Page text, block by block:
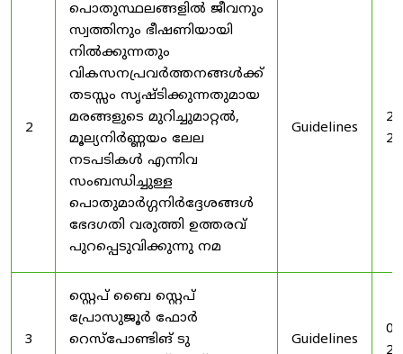
2
പൊതുസ്ഥലങ്ങളിൽ ജീവനും
സ്വത്തിനും ഭീഷണിയായി
നിൽക്കുന്നതും
വികസനപ്രവർത്തനങ്ങൾക്ക്
തടസ്സം സൃഷ്ടിക്കുന്നതുമായ
മരങ്ങളുടെ മുറിച്ചുമാറ്റൽ,
മൂല്യനിർണ്ണയം ലേല
നടപടികൾ എന്നിവ
സംബന്ധിച്ചുള്ള
പൊതുമാർഗ്ഗനിർദ്ദേശങ്ങൾ
ഭേദഗതി വരുത്തി ഉത്തരവ്
പുറപ്പെടുവിക്കുന്നു നമ
Guidelines
3
സ്റ്റെപ് ബൈ സ്റ്റെപ്
പ്രോസുജൂർ ഫോർ
റെസ്‌പോണ്ടിങ് ടു
Guidelines